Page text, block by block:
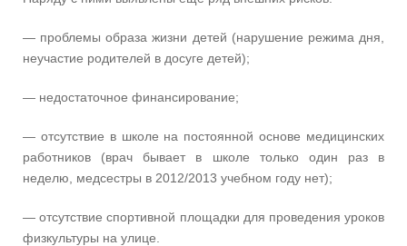
— проблемы образа жизни детей (нарушение режима дня,
неучастие родителей в досуге детей);
— недостаточное финансирование;
— отсутствие в школе на постоянной основе медицинских
работников (врач бывает в школе только один раз в
неделю, медсестры в 2012/2013 учебном году нет);
— отсутствие спортивной площадки для проведения уроков
физкультуры на улице.